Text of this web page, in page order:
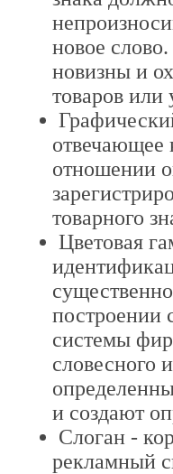
новое
новизны и
товаров или
отвечающее
отношении
товарного
Цветовая
построении
системы
словесного
и создают
Слоган -
рекламный